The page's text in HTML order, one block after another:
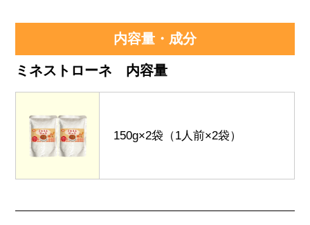
内容量・成分
ミネストローネ 内容量
150g×2袋（1人前×2袋）